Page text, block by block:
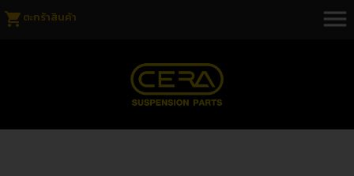
shopping_cart ตะกร้าสินค้า menu